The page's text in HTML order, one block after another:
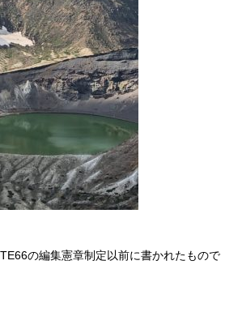
の編集憲章制定以前に書かれたもので